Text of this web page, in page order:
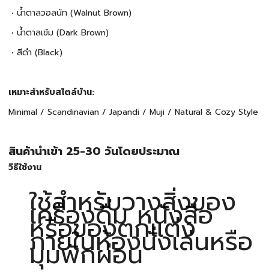
• น้ำตาลวอลนัท (Walnut Brown)
• น้ำตาลเข้ม (Dark Brown)
• สีดำ (Black)
เหมาะสำหรับสไตล์บ้าน:
Minimal / Scandinavian / Japandi / Muji / Natural & Cozy Style
สินค้านำเข้า 25-30 วันโดยประมาณ
วิธีใช้งาน
ใช้สำหรับวางสิ่งของ
เครื่องดื่ม หนังสือ
หรือของตกแต่ง
ภายในห้องนั่งเล่นหรือ
มุมพักผ่อน